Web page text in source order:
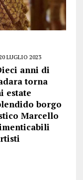
LUGLIO 2023
anni di
torna
estate
borgo
Marcello